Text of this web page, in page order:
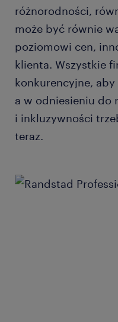
różnorodności,
może być równie
poziomowi cen,
klienta. Wszystkie
konkurencyjne,
a w odniesieniu do
i inkluzywności
teraz.